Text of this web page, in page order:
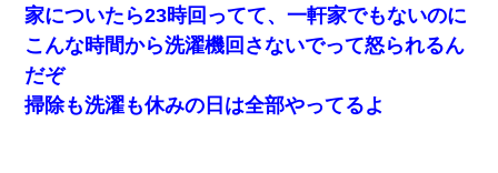
婚活パーティーでよく会う美女がいた。こんな完璧な容姿を持っ
てしても結婚て難しいんだなぁ…と思ってた
【まぬけ】夫「離婚だ！」私「わかった。で？」夫「慰謝料
だ！」私「いいけど弁護士通して。私も請求する」夫「」
家についたら23時回ってて、一軒家でもないのに
こんな時間から洗濯機回さないでって怒られるん
だぞ
掃除も洗濯も休みの日は全部やってるよ